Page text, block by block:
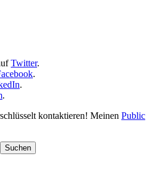
Twitter.
.
.
.
kontaktieren! Meinen Public